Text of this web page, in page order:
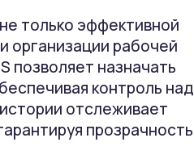
только эффективной
организации рабочей
позволяет назначать
контроль над
отслеживает
прозрачность